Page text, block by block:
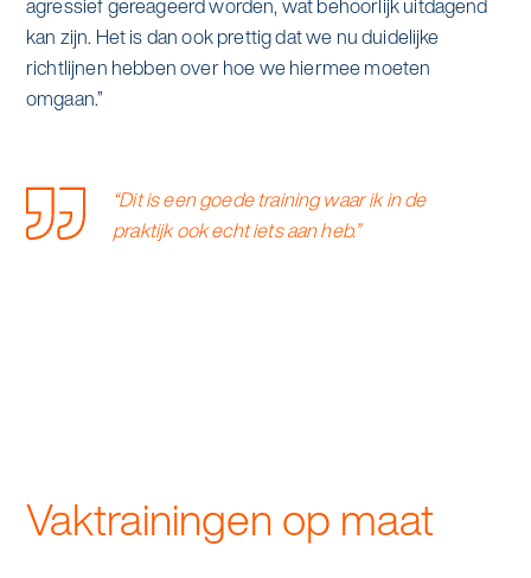
agressief gereageerd worden, wat behoorlijk uitdagend
kan zijn. Het is dan ook prettig dat we nu duidelijke
richtlijnen hebben over hoe we hiermee moeten
omgaan.”
“Dit is een goede training waar ik in de
praktijk ook echt iets aan heb.”
Vaktrainingen op maat